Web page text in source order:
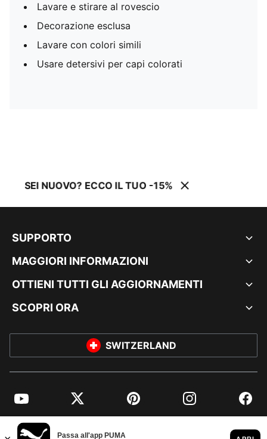
Lavare e stirare al rovescio
Decorazione esclusa
Lavare con colori simili
Usare detersivi per capi colorati
SEI NUOVO? ECCO IL TUO -15%
SUPPORTO
MAGGIORI INFORMAZIONI
OTTIENI TUTTI GLI AGGIORNAMENTI
SCOPRI ORA
SWITZERLAND
YouTube Twitter Pinterest Instagram
© PUMA EUROPE GMBH, 2026. TUTTI I DIRITTI RISERVATI